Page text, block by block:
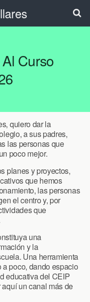
Curso
quiero dar la
a sus padres,
las personas que
poco mejor.
planes y proyectos,
que hemos
las personas
el centro y, por
que
una
y la
Una herramienta
poco, dando espacio
educativa del CEIP
un canal más de